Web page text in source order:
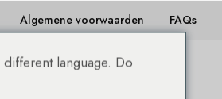
Algemene voorwaarden FAQs
Over ons
language. Do